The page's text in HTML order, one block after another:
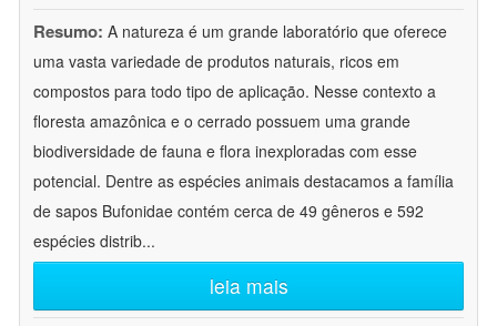
Resumo: A natureza é um grande laboratório que oferece
uma vasta variedade de produtos naturais, ricos em
compostos para todo tipo de aplicação. Nesse contexto a
floresta amazônica e o cerrado possuem uma grande
biodiversidade de fauna e flora inexploradas com esse
potencial. Dentre as espécies animais destacamos a família
de sapos Bufonidae contém cerca de 49 gêneros e 592
espécies distrib...
leia mais